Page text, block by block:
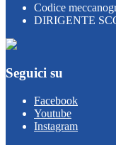
Codice
DIRIGENTE
Seguici su
Facebook
Youtube
Instagram